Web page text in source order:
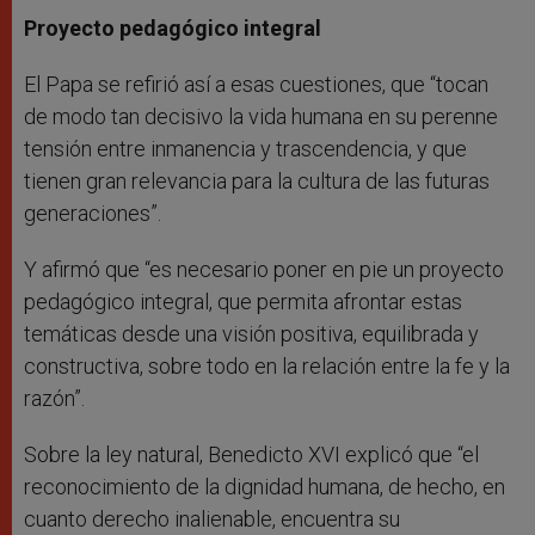
Proyecto pedagógico integral
El Papa se refirió así a esas cuestiones, que “tocan
de modo tan decisivo la vida humana en su perenne
tensión entre inmanencia y trascendencia, y que
tienen gran relevancia para la cultura de las futuras
generaciones”.
Y afirmó que “es necesario poner en pie un proyecto
pedagógico integral, que permita afrontar estas
temáticas desde una visión positiva, equilibrada y
constructiva, sobre todo en la relación entre la fe y la
razón”.
Sobre la ley natural, Benedicto XVI explicó que “el
reconocimiento de la dignidad humana, de hecho, en
cuanto derecho inalienable, encuentra su